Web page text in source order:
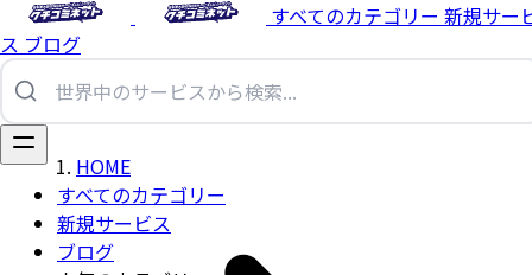
すべてのカテゴリー 新規サー
ス ブログ
すべてのカテゴリー
新規サービス
ブログ
HOME